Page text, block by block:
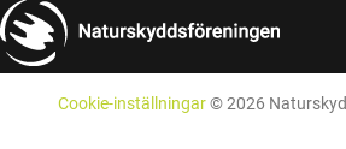
Cookie-inställningar© 2026